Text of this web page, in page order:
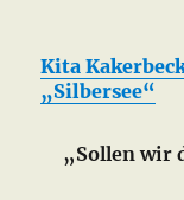
Kita
„Silbersee“
„Sollen wir